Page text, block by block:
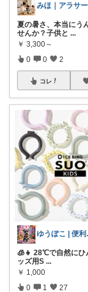
夏の暑さ、本当にう
せんか？子供と ...
￥ 3,300～
0 0 2
コレ
ゆ
🧊👧 28℃で自然にひ
ッズ用S ...
￥ 1,000
0 1 27